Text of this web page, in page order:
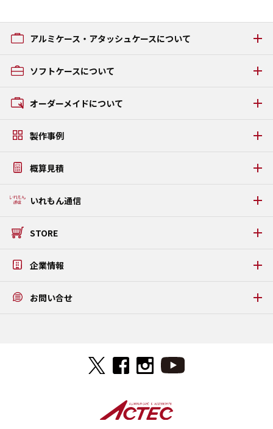
アルミケース・アタッシュケースについて
GRタイプ
AAタイプ
GZタイプ
うまい棒ケース
ソフトケースについて
オーダーメイドについて
素材・パーツについて
製作事例
ソフトケース・タブレットケース製作事例
プラダンケース製作事例
概算見積
いれもん通信
いれもん通信 バックナンバー
STORE
企業情報
アクテックについて
プライバシーポリシー
お問い合せ
見積り依頼FAXダウンロード